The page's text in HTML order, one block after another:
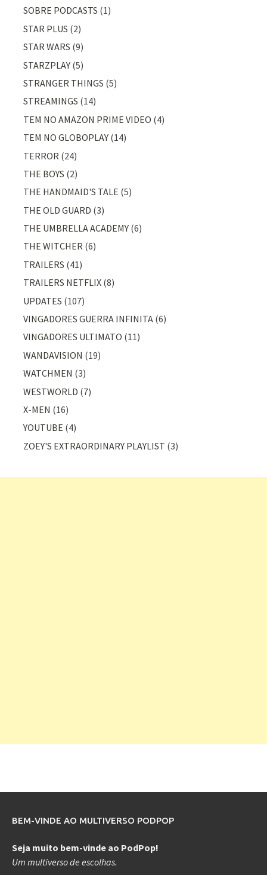
SOBRE PODCASTS (1)
STAR PLUS (2)
STAR WARS (9)
STARZPLAY (5)
STRANGER THINGS (5)
STREAMINGS (14)
TEM NO AMAZON PRIME VIDEO (4)
TEM NO GLOBOPLAY (14)
TERROR (24)
THE BOYS (2)
THE HANDMAID'S TALE (5)
THE OLD GUARD (3)
THE UMBRELLA ACADEMY (6)
THE WITCHER (6)
TRAILERS (41)
TRAILERS NETFLIX (8)
UPDATES (107)
VINGADORES GUERRA INFINITA (6)
VINGADORES ULTIMATO (11)
WANDAVISION (19)
WATCHMEN (3)
WESTWORLD (7)
X-MEN (16)
YOUTUBE (4)
ZOEY'S EXTRAORDINARY PLAYLIST (3)
BEM-VINDE AO MULTIVERSO PODPOP
Seja muito bem-vinde ao PodPop!
Um multiverso de escolhas.